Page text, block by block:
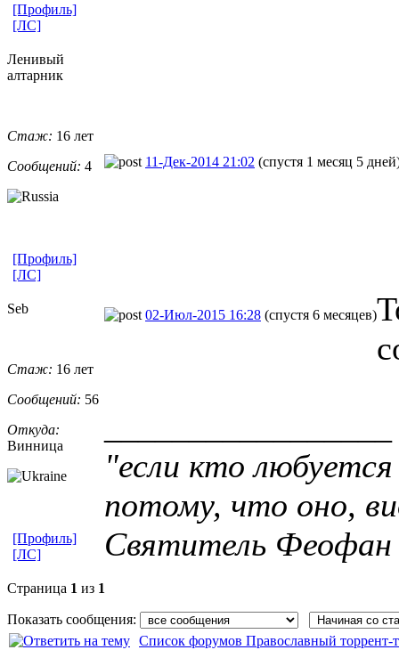
[Профиль]
[ЛС]
Ленивый
алтарник
Стаж: 16 лет
Сообщений: 4 11-Дек-2014 21:02 (спустя 1 месяц 5
[Профиль]
[ЛС]
Seb
Стаж: 16 лет
Сообщений: 56
Откуда:
Винница
02-Июл-2015 16:28 (спустя 6 месяцев)
"если кто
потому, что оно,
Святитель Феофан
[Профиль]
[ЛС]
Страница 1 из 1
Показать сообщения:
Список форумов Православный торрент-